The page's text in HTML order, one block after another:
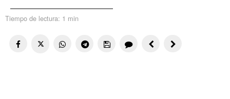
Tiempo de lectura: 1 min